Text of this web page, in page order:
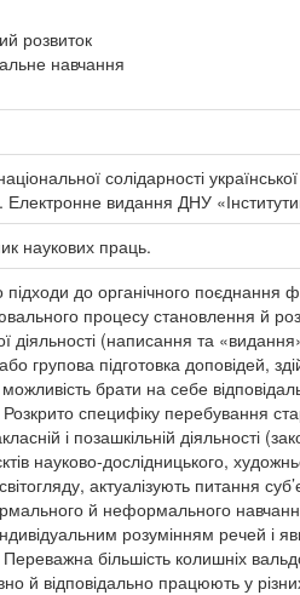
розвиток
навчання
солідарності
Електронне видання ДНУ
наукових праць.
підходи до органічного
процесу становлення й
діяльності (написання та
або групова підготовка доповідей,
брати на себе
специфіку перебування
і позашкільній діяльності
науково-дослідницького,
актуалізують питання
й неформального
розумінням речей
більшість колишніх
й відповідально працюють у